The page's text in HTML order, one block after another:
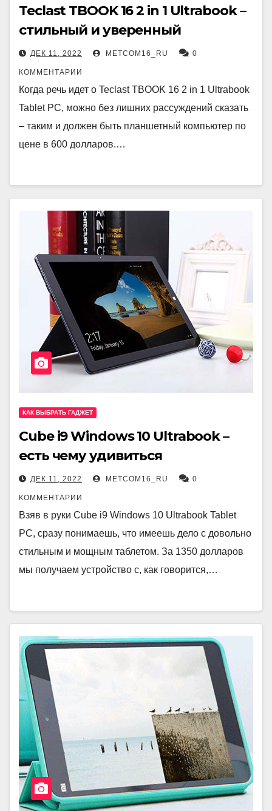
Teclast TBOOK 16 2 in 1 Ultrabook –
стильный и уверенный
ДЕК 11, 2022 METCOM16_RU 0
КОММЕНТАРИИ
Когда речь идет о Teclast TBOOK 16 2 in 1 Ultrabook
Tablet PC, можно без лишних рассуждений сказать
– таким и должен быть планшетный компьютер по
цене в 600 долларов.…
КАК ВЫБРАТЬ ГАДЖЕТ
Cube i9 Windows 10 Ultrabook –
есть чему удивиться
ДЕК 11, 2022 METCOM16_RU 0
КОММЕНТАРИИ
Взяв в руки Cube i9 Windows 10 Ultrabook Tablet
PC, сразу понимаешь, что имеешь дело с довольно
стильным и мощным таблетом. За 1350 долларов
мы получаем устройство с, как говорится,…